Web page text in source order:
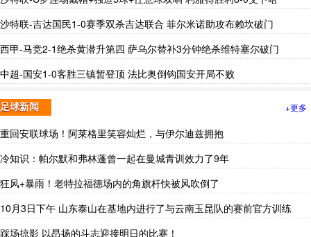
沙特联-吉达国民1-0赛季双杀吉达联合 菲尔米诺助攻布赖坎破门
西甲-马竞2-1绝杀黄潜升第四 萨乌尔替补3分钟绝杀维特塞尔破门
中超-国安1-0客胜三镇暂登顶 法比奥倒钩国安开局不败
足球新闻 +更多
重回安联球场！阿莱格里笑容灿烂，与伊尔迪兹拥抱
冷知识：帕尔默和弗林蓬曾一起在曼城青训效力了9年
狂风+暴雨！老特拉福德场内的角旗杆快被风吹倒了
10月3日下午 山东泰山在基地内进行了与云南玉昆队的赛前官方训练
踩场掠影 以昂扬的斗志迎接明日的比赛！